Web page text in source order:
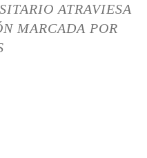
ATRAVIESA
MARCADA POR